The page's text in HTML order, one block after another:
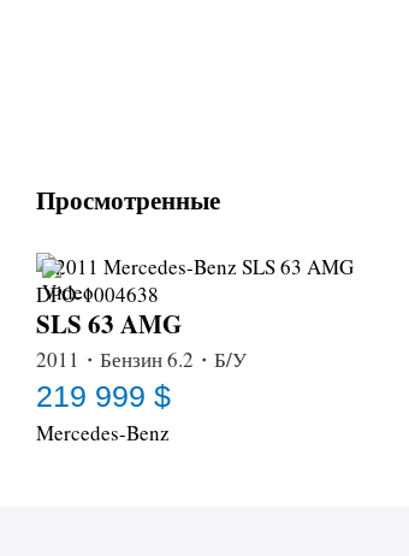
Просмотренные
SLS 63 AMG
2011・Бензин 6.2・Б/У
219 999 $
Mercedes-Benz